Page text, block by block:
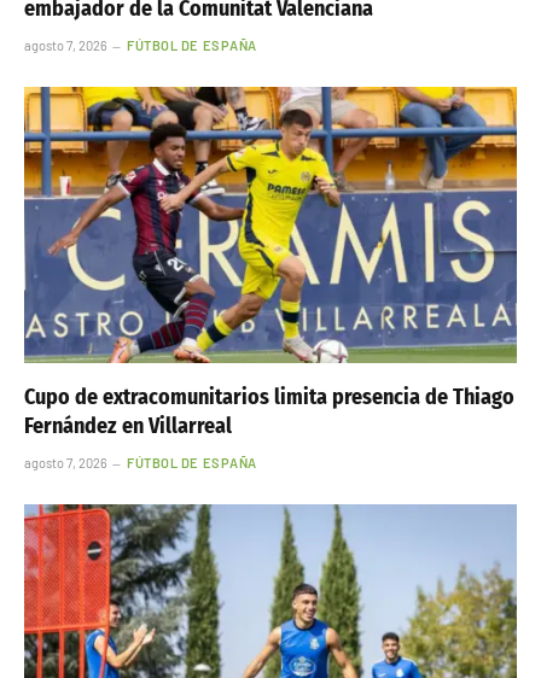
embajador de la Comunitat Valenciana
agosto 7, 2026 FÚTBOL DE ESPAÑA
Cupo de extracomunitarios limita presencia de Thiago
Fernández en Villarreal
agosto 7, 2026 FÚTBOL DE ESPAÑA